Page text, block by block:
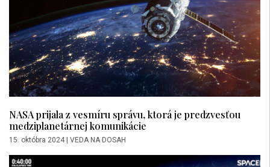
NASA prijala z vesmíru správu, ktorá je predzvesťou
medziplanetárnej komunikácie
15. októbra 2024 VEDA NA DOSAH